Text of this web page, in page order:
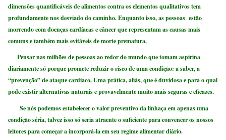
dimensões quantificáveis ​​de alimentos contra os elementos qualitativos tem
profundamente nos desviado do caminho. Enquanto isso, as pessoas estão
morrendo com doenças cardíacas e câncer que representam as causas mais
comuns e também mais evitáveis de morte prematura.
Pensar nas milhões de pessoas ao redor do mundo que tomam aspirina
diariamente só porque promete reduzir o risco de uma condição: a saber, a
“prevenção” de ataque cardíaco. Uma prática, aliás, que é duvidosa e para o qual
pode existir alternativas naturais e provavelmente muito mais seguras e eficazes.
Se nós podemos estabelecer o valor preventivo da linhaça em apenas uma
condição séria, talvez isso só seria atraente o suficiente para convencer os nossos
leitores para começar a incorporá-la em seu regime alimentar diário.